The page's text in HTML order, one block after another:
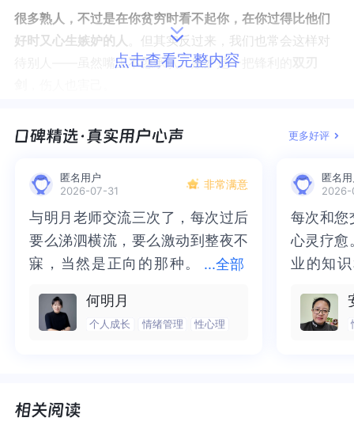
很多熟人，不过是在你贫穷时看不起你，在你过得比他们
好时又心生嫉妒的人 。但其实反过来，我们也常会这样对
待别人——虽然嘴上不愿承认。嫉妒是一把锋利的
今天这篇文章，就从心理学的角度，从5个角度，认识“嫉
＜本文导读＞
嫉妒：刻在DNA里的律动，一种复杂的情绪综合体
嫉妒的关键词1：比较&相关
嫉妒的关键词2：不公平&假设
嫉妒者：摆脱嫉妒的反噬，找到自己的路
点击查看完整内容
更多好评
匿名用户
2026-07-31
非常满意
...全部
与明月老师交流三次了，每次过后
要么涕泗横流，要么激动到整夜不
寐，当然是正向的那种。
来，觉得不必再踽踽独行，也不必
再困于桎梏，更不必觉得这半生所
前行。
与明月老师交流三次了，每次过后
要么涕泗横流，要么激动到整夜不
寐，当然是正向的那种。二十多年
不必再踽踽独行，也不必再困于桎
梏，更不必觉得这半生所积，靡有
行。
何明月
个人成长 情绪管理 性心理
匿名
2026-
每次和您
心灵疗愈
业的知
我喘不
逐渐释
每次和您
心灵疗愈
业的知识
气的情
然。感